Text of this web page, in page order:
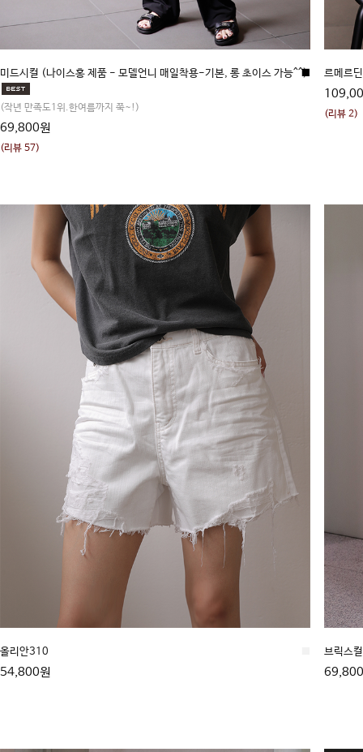
미드시컬 (나이스홍 제품 - 모델언니 매일착용-기본, 롱 초이스 가능^^)
(작년 만족도1위.한여름까지 쭉~!)
69,800원
■
(리뷰 57)
르메르
(리뷰 2)
올리안310
54,800원
브릭스